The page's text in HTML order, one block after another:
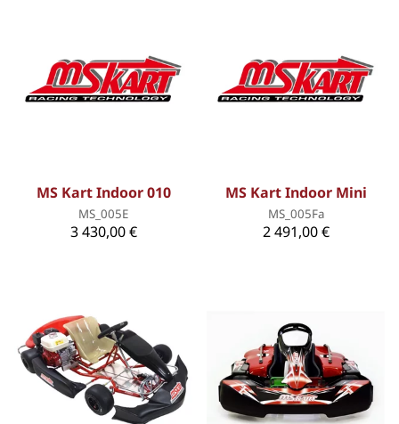
MS Kart Indoor 010
MS_005E
3 430,00 €
MS Kart Indoor Mini
MS_005Fa
2 491,00 €